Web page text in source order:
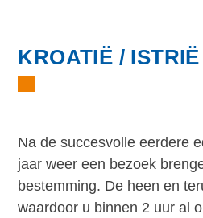
KROATIË / ISTRIË
Na de succesvolle eerdere
jaar weer een bezoek
bestemming. De heen en
waardoor u binnen 2 uur al